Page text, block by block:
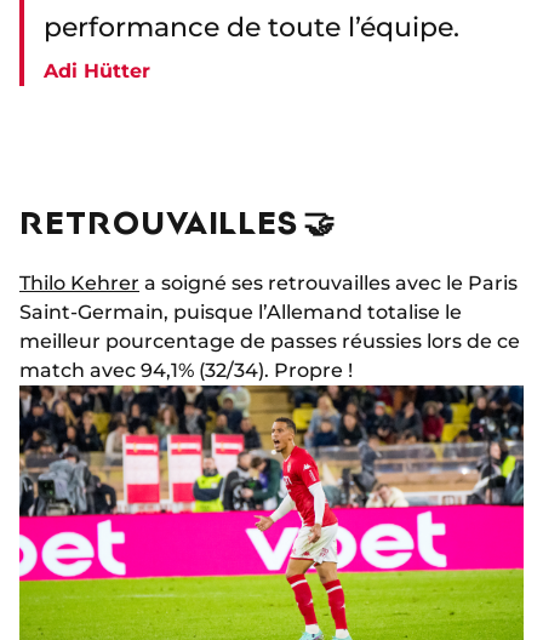
performance de toute l’équipe.
Adi Hütter
RETROUVAILLES 🤝
Thilo Kehrer a soigné ses retrouvailles avec le Paris
Saint-Germain, puisque l’Allemand totalise le
meilleur pourcentage de passes réussies lors de ce
match avec 94,1% (32/34). Propre !